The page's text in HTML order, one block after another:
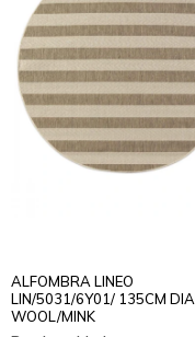
ALFOMBRA LINEO
LIN/5031/6Y01/ 135CM
WOOL/MINK